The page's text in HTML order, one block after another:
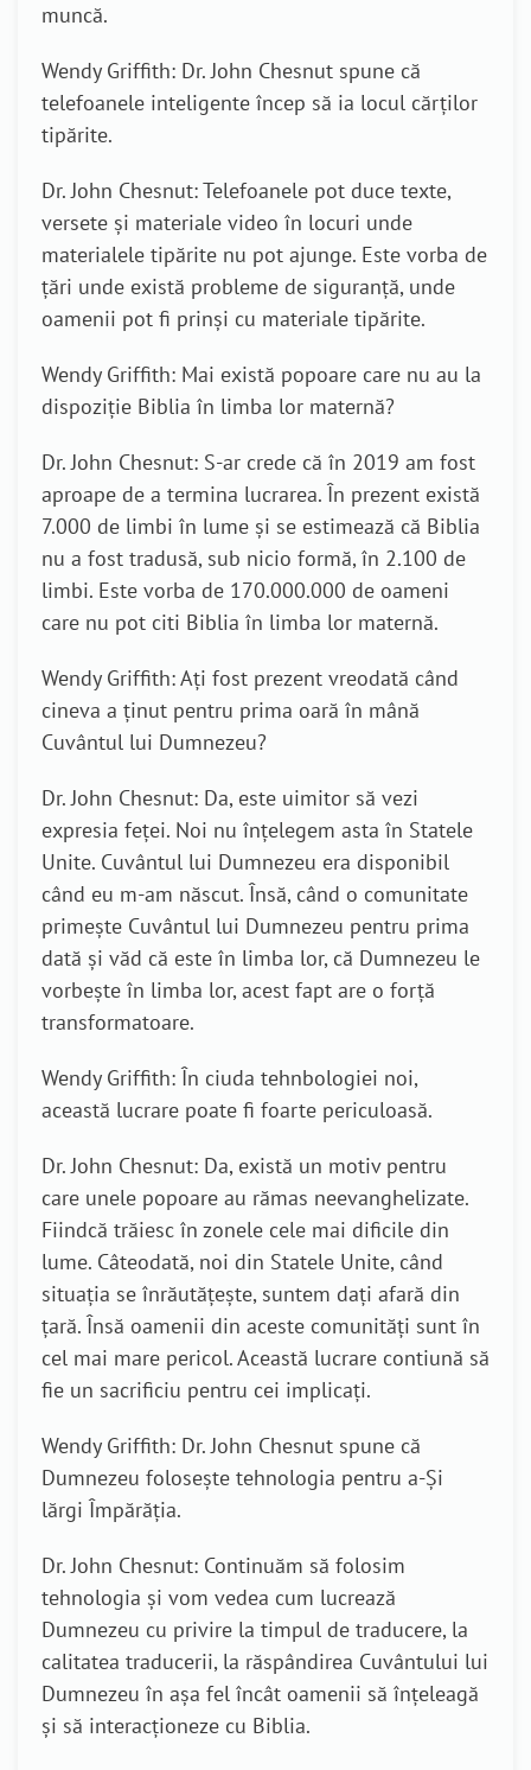
muncă.
Wendy Griffith: Dr. John Chesnut spune că
telefoanele inteligente încep să ia locul cărților
tipărite.
Dr. John Chesnut: Telefoanele pot duce texte,
versete și materiale video în locuri unde
materialele tipărite nu pot ajunge. Este vorba de
țări unde există probleme de siguranță, unde
oamenii pot fi prinși cu materiale tipărite.
Wendy Griffith: Mai există popoare care nu au la
dispoziție Biblia în limba lor maternă?
Dr. John Chesnut: S-ar crede că în 2019 am fost
aproape de a termina lucrarea. În prezent există
7.000 de limbi în lume și se estimează că Biblia
nu a fost tradusă, sub nicio formă, în 2.100 de
limbi. Este vorba de 170.000.000 de oameni
care nu pot citi Biblia în limba lor maternă.
Wendy Griffith: Ați fost prezent vreodată când
cineva a ținut pentru prima oară în mână
Cuvântul lui Dumnezeu?
Dr. John Chesnut: Da, este uimitor să vezi
expresia feței. Noi nu înțelegem asta în Statele
Unite. Cuvântul lui Dumnezeu era disponibil
când eu m-am născut. Însă, când o comunitate
primește Cuvântul lui Dumnezeu pentru prima
dată și văd că este în limba lor, că Dumnezeu le
vorbește în limba lor, acest fapt are o forță
transformatoare.
Wendy Griffith: În ciuda tehnbologiei noi,
această lucrare poate fi foarte periculoasă.
Dr. John Chesnut: Da, există un motiv pentru
care unele popoare au rămas neevanghelizate.
Fiindcă trăiesc în zonele cele mai dificile din
lume. Câteodată, noi din Statele Unite, când
situația se înrăutățește, suntem dați afară din
țară. Însă oamenii din aceste comunități sunt în
cel mai mare pericol. Această lucrare contiună să
fie un sacrificiu pentru cei implicați.
Wendy Griffith: Dr. John Chesnut spune că
Dumnezeu folosește tehnologia pentru a-Și
lărgi Împărăția.
Dr. John Chesnut: Continuăm să folosim
tehnologia și vom vedea cum lucrează
Dumnezeu cu privire la timpul de traducere, la
calitatea traducerii, la răspândirea Cuvântului lui
Dumnezeu în așa fel încât oamenii să înțeleagă
și să interacționeze cu Biblia.